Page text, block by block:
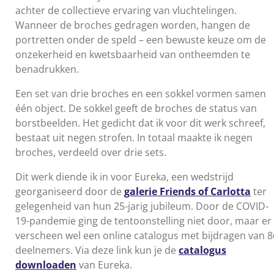
achter de collectieve ervaring van vluchtelingen.
Wanneer de broches gedragen worden, hangen de
portretten onder de speld – een bewuste keuze om de
onzekerheid en kwetsbaarheid van ontheemden te
benadrukken.
Een set van drie broches en een sokkel vormen samen
één object. De sokkel geeft de broches de status van
borstbeelden. Het gedicht dat ik voor dit werk schreef,
bestaat uit negen strofen. In totaal maakte ik negen
broches, verdeeld over drie sets.
Dit werk diende ik in voor Eureka, een wedstrijd
georganiseerd door de galerie Friends of Carlotta ter
gelegenheid van hun 25-jarig jubileum. Door de COVID-
19-pandemie ging de tentoonstelling niet door, maar er
verscheen wel een online catalogus met bijdragen van
deelnemers. Via deze link kun je de catalogus
downloaden van Eureka.